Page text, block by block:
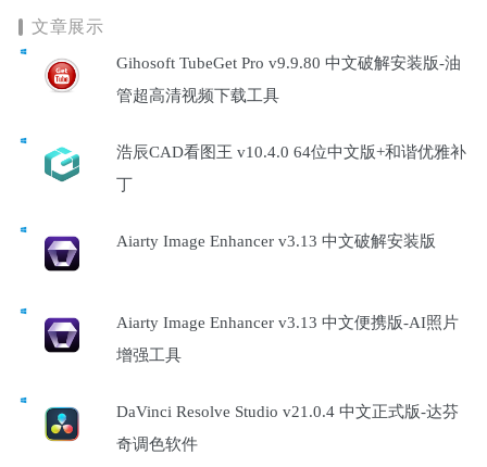
文章展示
Gihosoft TubeGet Pro v9.9.80 中文破解安装版-油
管超高清视频下载工具
浩辰CAD看图王 v10.4.0 64位中文版+和谐优雅补
丁
Aiarty Image Enhancer v3.13 中文破解安装版
Aiarty Image Enhancer v3.13 中文便携版-AI照片
增强工具
DaVinci Resolve Studio v21.0.4 中文正式版-达芬
奇调色软件